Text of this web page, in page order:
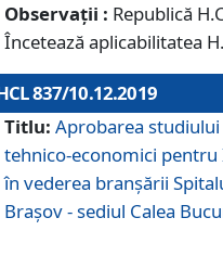
Observații : Republică
Încetează aplicabilitatea
837/10.12.2019
Titlu: Aprobarea
tehnico-economici
în vederea branșării
Brașov - sediul Calea